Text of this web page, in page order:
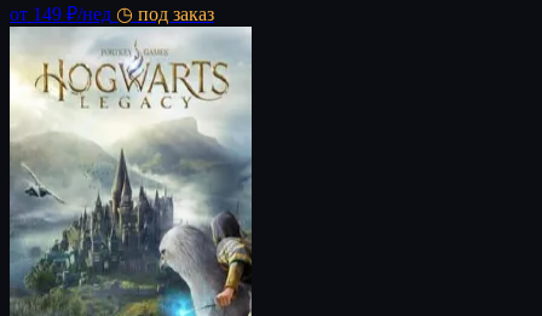
от 149 ₽/нед ◷ под заказ